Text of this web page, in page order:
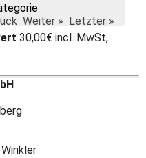
Weiter » Letzter »
30,00€ incl. MwSt,